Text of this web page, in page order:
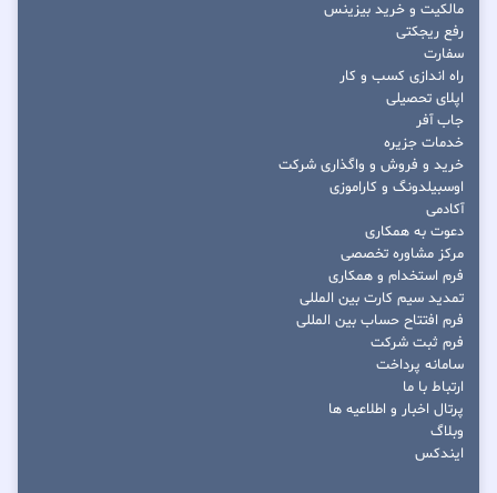
مالکیت و خرید بیزینس
رفع ریجکتی
سفارت
راه اندازی کسب و کار
اپلای تحصیلی
جاب آفر
خدمات جزیره
خرید و فروش و واگذاری شرکت
اوسبیلدونگ و کاراموزی
آکادمی
دعوت به همکاری
مرکز مشاوره تخصصی
فرم استخدام و همکاری
تمدید سیم کارت بین المللی
فرم افتتاح حساب بین المللی
فرم ثبت شرکت
سامانه پرداخت
ارتباط با ما
پرتال اخبار و اطلاعیه ها
وبلاگ
ایندکس